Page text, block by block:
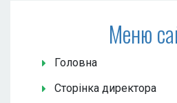
Меню
Головна
Сторінка директора